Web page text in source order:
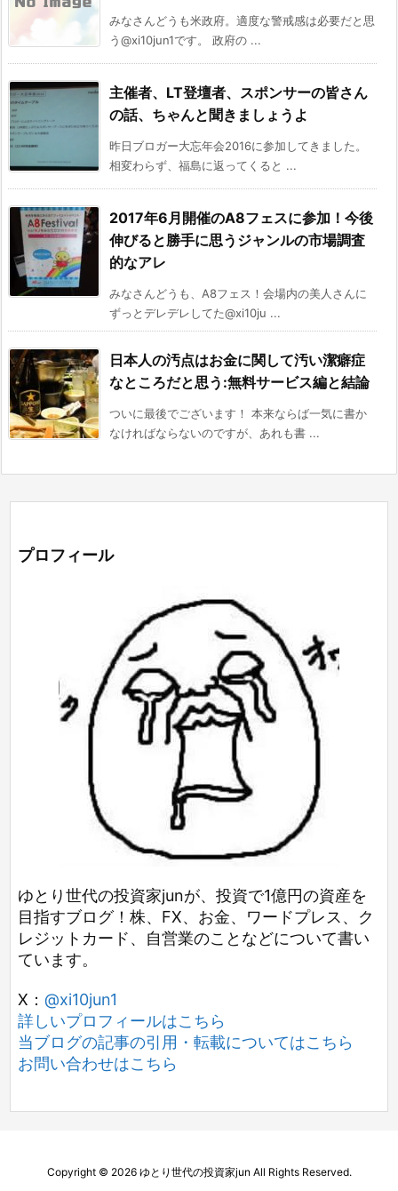
みなさんどうも米政府。適度な警戒感は必要だと思
う@xi10jun1です。 政府の ...
主催者、LT登壇者、スポンサーの皆さん
の話、ちゃんと聞きましょうよ
昨日ブロガー大忘年会2016に参加してきました。
相変わらず、福島に返ってくると ...
2017年6月開催のA8フェスに参加！今後
伸びると勝手に思うジャンルの市場調査
的なアレ
みなさんどうも、A8フェス！会場内の美人さんに
ずっとデレデレしてた@xi10ju ...
日本人の汚点はお金に関して汚い潔癖症
なところだと思う:無料サービス編と結論
ついに最後でございます！ 本来ならば一気に書か
なければならないのですが、あれも書 ...
プロフィール
ゆとり世代の投資家junが、投資で1億円の資産を
目指すブログ！株、FX、お金、ワードプレス、ク
レジットカード、自営業のことなどについて書い
ています。
X： @xi10jun1
詳しいプロフィールはこちら
当ブログの記事の引用・転載についてはこちら
お問い合わせはこちら
Copyright © 2026 ゆとり世代の投資家jun All Rights Reserved.